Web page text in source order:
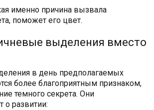
именно причина вызвала
поможет его цвет.
выделения вместо
в день предполагаемых
более благоприятным признаком,
темного секрета. Они
о развитии: